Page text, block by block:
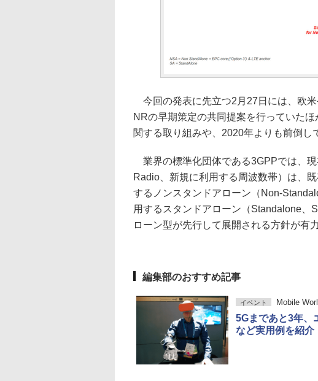
今回の発表に先立つ2月27日には、欧
NRの早期策定の共同提案を行っていた
関する取り組みや、2020年よりも前倒し
業界の標準化団体である3GPPでは、
Radio、新規に利用する周波数帯）は、
するノンスタンドアローン（Non-
用するスタンドアローン（Standalone、
ローン型が先行して展開される方針が有
編集部のおすすめ記事
イベント Mobile
5Gまであと3年、
など実用例を紹介